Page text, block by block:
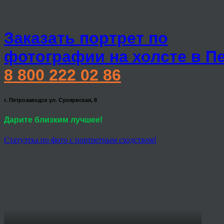
Заказать портрет по
фотографии на холсте в
8 800 222 02 86
г. Петрозаводск ул. Суоярвская, 8
Дарите близким лучшее!
Статуэтка по фото с портретным сходством!